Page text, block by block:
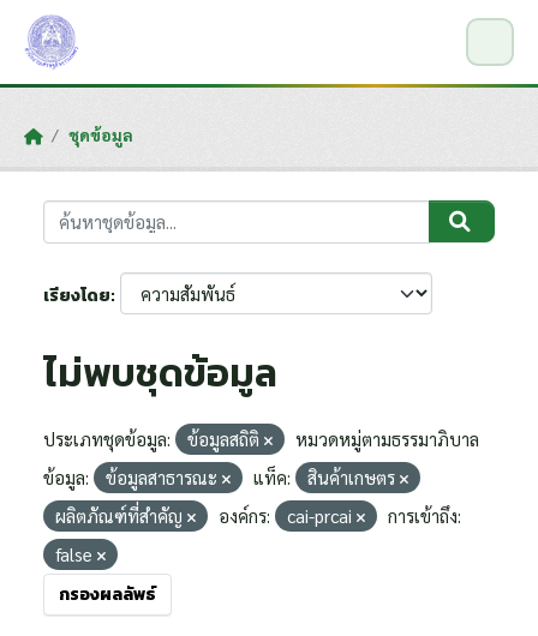
Skip to main content
ชุดข้อมูล
เรียงโดย
ไม่พบชุดข้อมูล
ประเภทชุดข้อมูล: ข้อมูลสถิติ
หมวดหมู่ตามธรรมาภิบาล
ข้อมูล:
ข้อมูลสาธารณะ แท็ค:
สินค้าเกษตร
ผลิตภัณฑ์ที่สำคัญ
องค์กร: cai-prcai
การเข้าถึง:
false
กรองผลลัพธ์